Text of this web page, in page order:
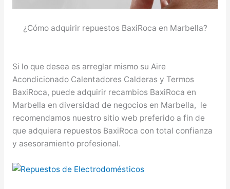
¿Cómo adquirir repuestos BaxiRoca en Marbella?
Si lo que desea es arreglar mismo su Aire
Acondicionado Calentadores Calderas y Termos
BaxiRoca, puede adquirir recambios BaxiRoca en
Marbella en diversidad de negocios en Marbella, le
recomendamos nuestro sitio web preferido a fin de
que adquiera repuestos BaxiRoca con total confianza
y asesoramiento profesional.